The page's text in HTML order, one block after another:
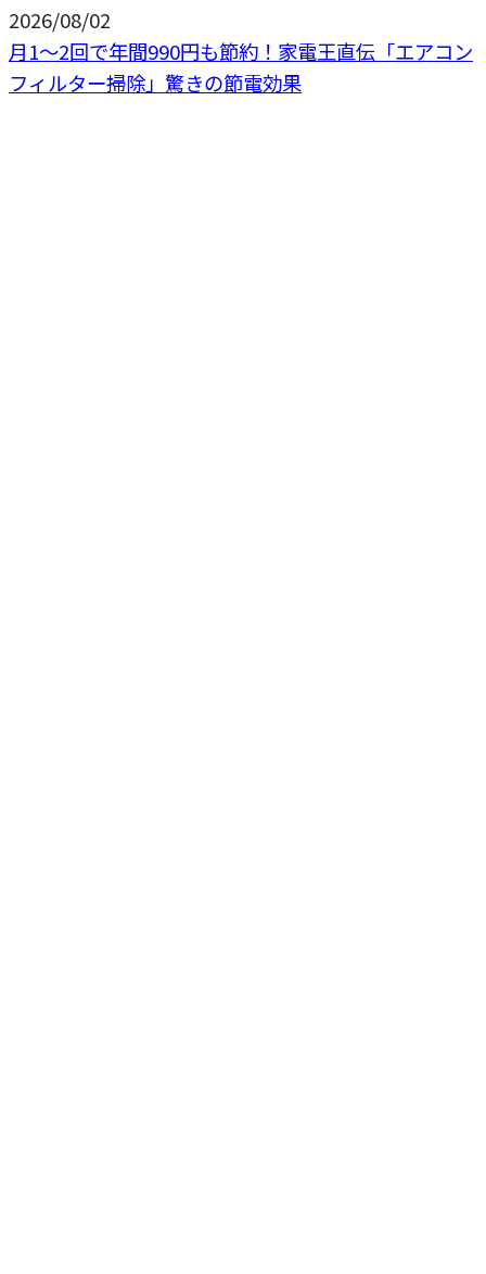
2026/08/02
月1〜2回で年間990円も節約！家電王直伝「エアコン
フィルター掃除」驚きの節電効果